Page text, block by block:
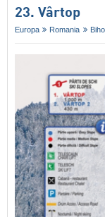
23. Vârtop
Europa Romania